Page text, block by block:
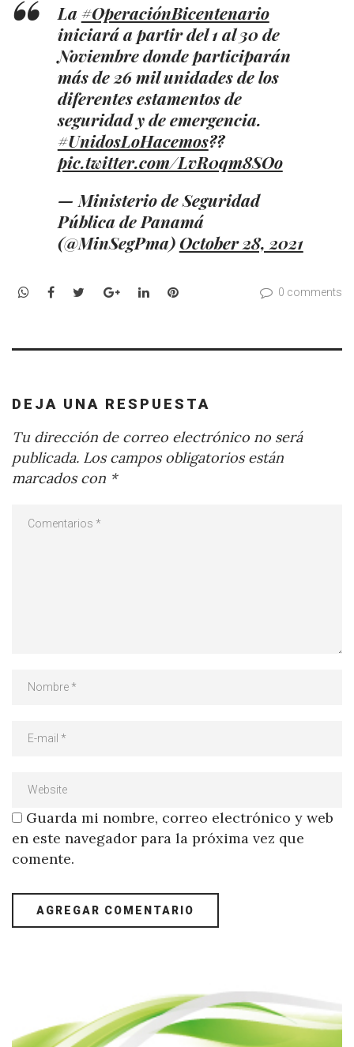
La #OperaciónBicentenario
iniciará a partir del 1 al 30 de
Noviembre donde participarán
más de 26 mil unidades de los
diferentes estamentos de
seguridad y de emergencia.
#UnidosLoHacemos??
pic.twitter.com/LvR0qm8SOo
— Ministerio de Seguridad
Pública de Panamá
(@MinSegPma) October 28, 2021
WhatsApp
Facebook
TwitterGoogle+LinkedInPinterest 0 comments
DEJA UNA RESPUESTA
Tu dirección de correo electrónico no será
publicada. Los campos obligatorios están
marcados con *
Guarda mi nombre, correo electrónico y web
en este navegador para la próxima vez que
comente.